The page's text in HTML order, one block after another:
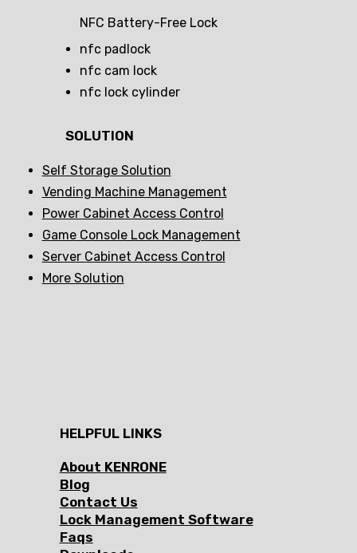
NFC Battery-Free Lock
nfc padlock
nfc cam lock
nfc lock cylinder
SOLUTION
Self Storage Solution
Vending Machine Management
Power Cabinet Access Control
Game Console Lock Management
Server Cabinet Access Control
More Solution
HELPFUL LINKS
About KENRONE
Blog
Contact Us
Lock Management Software
Faqs